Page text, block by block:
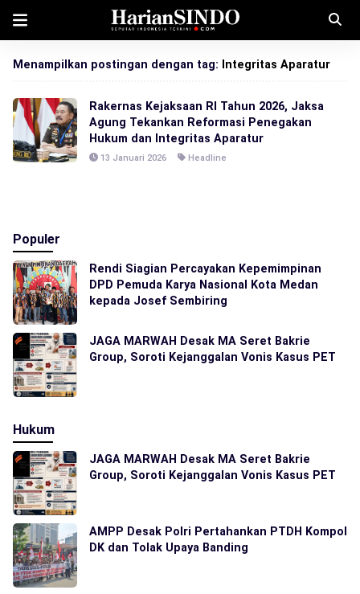
Menampilkan postingan dengan tag: Integritas Aparatur
Rakernas Kejaksaan RI Tahun 2026, Jaksa
Agung Tekankan Reformasi Penegakan
Hukum dan Integritas Aparatur
13 Januari 2026 Headline
Populer
Rendi Siagian Percayakan Kepemimpinan
DPD Pemuda Karya Nasional Kota Medan
kepada Josef Sembiring
JAGA MARWAH Desak MA Seret Bakrie
Group, Soroti Kejanggalan Vonis Kasus PET
Hukum
JAGA MARWAH Desak MA Seret Bakrie
Group, Soroti Kejanggalan Vonis Kasus PET
AMPP Desak Polri Pertahankan PTDH Kompol
DK dan Tolak Upaya Banding